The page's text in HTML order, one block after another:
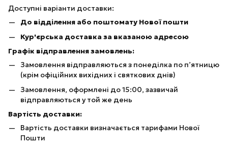
Доступні варіанти доставки:
До відділення або поштомату Нової пошти
Кур'єрська доставка за вказаною адресою
Графік відправлення замовлень:
Замовлення відправляються з понеділка по п’ятницю
(крім офіційних вихідних і святкових днів)
Замовлення, оформлені до 15:00, зазвичай
відправляються у той же день
Вартість доставки:
Вартість доставки визначається тарифами Нової
Пошти